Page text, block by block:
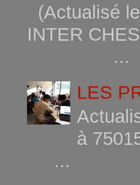
(Actualisé
INTER
...
LES
à
...